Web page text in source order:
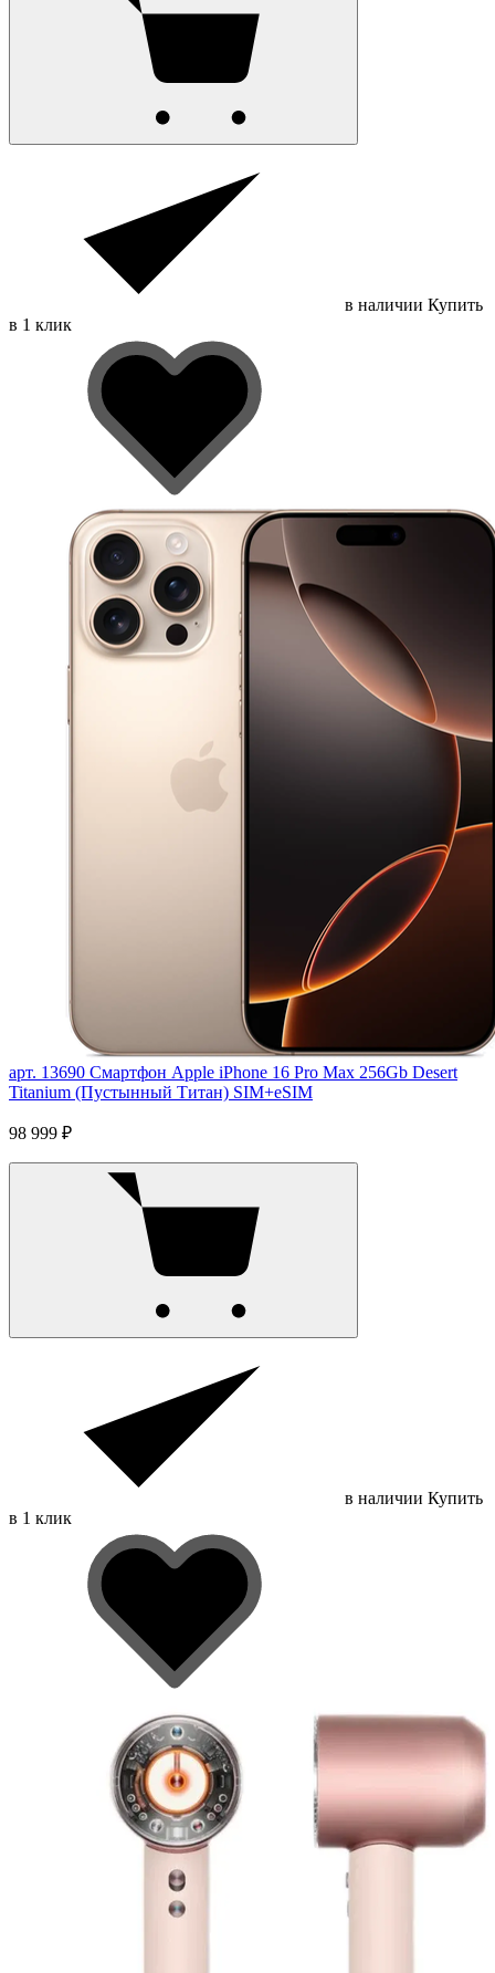
в наличии Купить
в 1 клик
арт. 13690 Смартфон Apple iPhone 16 Pro Max 256Gb Desert
Titanium (Пустынный Титан) SIM+eSIM
98 999 ₽
в наличии Купить
в 1 клик